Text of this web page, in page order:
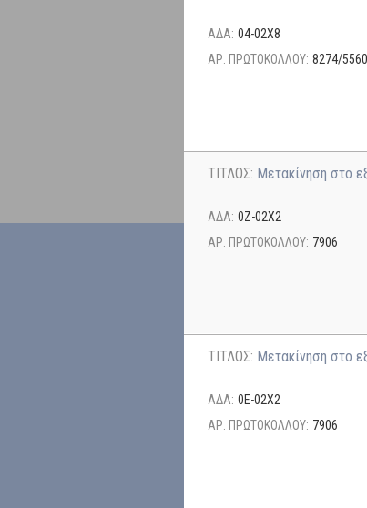
ΑΔΑ: 04-02Χ8
ΑΡ. ΠΡΩΤΟΚΟΛΛΟΥ: 8274/5560
ΤΙΤΛΟΣ: Μετακίνηση στο
ΑΔΑ: 0Ζ-02Χ2
ΑΡ. ΠΡΩΤΟΚΟΛΛΟΥ: 7906
ΤΙΤΛΟΣ: Μετακίνηση στο
ΑΔΑ: 0Ε-02Χ2
ΑΡ. ΠΡΩΤΟΚΟΛΛΟΥ: 7906